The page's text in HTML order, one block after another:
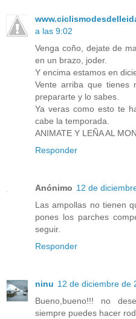
a las 9:02
Venga coño, dejate de
en un brazo, joder.
Y encima estamos en
Vente arriba que tienes
prepararte y lo sabes.
Ya veras como esto te
cabe la temporada.
ANIMATE Y LEÑA AL
Responder
Anónimo 12 de
Las ampollas no tienen
pones los parches
seguir.
Responder
ninu 12 de diciembre de
Bueno,bueno!!! no
siempre puedes hacer